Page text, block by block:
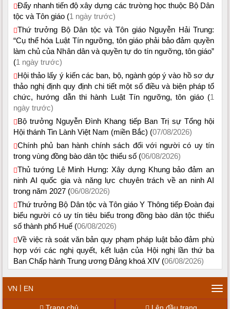
Đẩy nhanh tiến độ xây dựng các trường học thuộc Bộ Dân
tộc và Tôn giáo (1 ngày trước)
Thứ trưởng Bộ Dân tộc và Tôn giáo Nguyễn Hải Trung:
“Cụ thể hóa Luật Tín ngưỡng, tôn giáo phải bảo đảm quyền
làm chủ của Nhân dân và quyền tự do tín ngưỡng, tôn giáo”
(1 ngày trước)
Hội thảo lấy ý kiến các ban, bộ, ngành góp ý vào hồ sơ dự
thảo nghị định quy định chi tiết một số điều và biện pháp tổ
chức, hướng dẫn thi hành Luật Tín ngưỡng, tôn giáo (1
ngày trước)
Bộ trưởng Nguyễn Đình Khang tiếp Ban Trị sự Tổng hội
Hội thánh Tin Lành Việt Nam (miền Bắc) (07/08/2026)
Chính phủ ban hành chính sách đối với người có uy tín
trong vùng đồng bào dân tộc thiểu số (06/08/2026)
Thủ tướng Lê Minh Hưng: Xây dựng Khung bảo đảm an
ninh AI quốc gia và năng lực chuyên trách về an ninh AI
trong năm 2027 (06/08/2026)
Thứ trưởng Bộ Dân tộc và Tôn giáo Y Thông tiếp Đoàn đại
biểu người có uy tín tiêu biểu trong đồng bào dân tộc thiểu
số thành phố Huế (06/08/2026)
Về việc rà soát văn bản quy phạm pháp luật bảo đảm phù
hợp với các nghị quyết, kết luận của Hội nghị lần thứ ba
Ban Chấp hành Trung ương Đảng khoá XIV (06/08/2026)
VN | EN